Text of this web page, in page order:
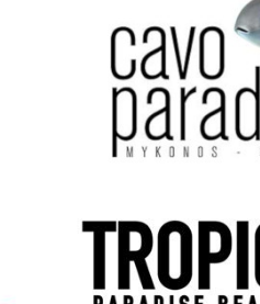
Elections 2023
English